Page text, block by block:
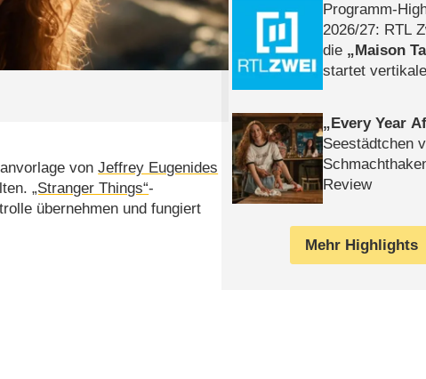
vonJeffrey Eugenides
„Stranger Things“-
übernehmen und fungiert
Programm-
2026/​27: RTL
die
Maison
startet
Every Year
Seestädtchen
Review
Mehr Highlights